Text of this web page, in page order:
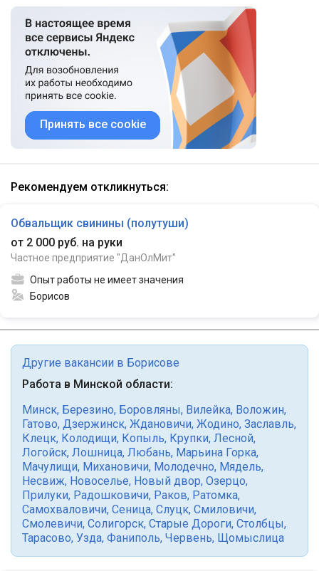
Принять все cookie
Рекомендуем откликнуться:
Обвальщик свинины (полутуши)
от 2 000 руб. на руки
Частное предприятие "ДанОлМит"
Опыт работы не имеет значения
Борисов
Другие вакансии в Борисове
Работа в Минской области:
Минск, Березино, Боровляны, Вилейка, Воложин,
Гатово, Дзержинск, Ждановичи, Жодино, Заславль,
Клецк, Колодищи, Копыль, Крупки, Лесной,
Логойск, Лошница, Любань, Марьина Горка,
Мачулищи, Михановичи, Молодечно, Мядель,
Несвиж, Новоселье, Новый двор, Озерцо,
Прилуки, Радошковичи, Раков, Ратомка,
Самохваловичи, Сеница, Слуцк, Смиловичи,
Смолевичи, Солигорск, Старые Дороги, Столбцы,
Тарасово, Узда, Фаниполь, Червень, Щомыслица